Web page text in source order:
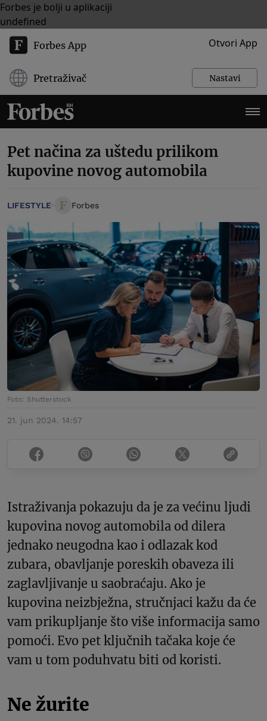
Forbes je bolji u aplikaciji
undefined
Forbes App Otvori App
Pretraživač Nastavi
Pet načina za uštedu prilikom
kupovine novog automobila
LIFESTYLE Forbes
Foto: Shutterstock
21. jun 2024. 14:57
Istraživanja pokazuju da je za većinu ljudi
kupovina novog automobila od dilera
jednako neugodna kao i odlazak kod
zubara, obavljanje poreskih obaveza ili
zaglavljivanje u saobraćaju. Ako je
kupovina neizbježna, stručnjaci kažu da će
vam prikupljanje što više informacija samo
pomoći. Evo pet ključnih tačaka koje će
vam u tom poduhvatu biti od koristi.
Ne žurite